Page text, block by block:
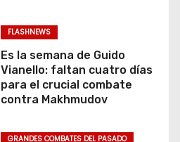
FLASHNEWS
Es la semana de Guido
Vianello: faltan cuatro días
para el crucial combate
contra Makhmudov
GRANDES COMBATES DEL PASADO